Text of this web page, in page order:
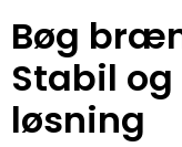
Bøg
Stabil
løsning